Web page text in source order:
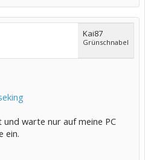
Kai87
Grünschnabel
warte nur auf meine PC
ein.